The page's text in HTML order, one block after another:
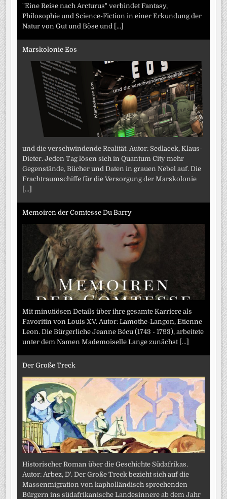
"Eine Reise nach Arcturus" verbindet Fantasy,
Philosophie und Science-Fiction in einer Erkundung der
Natur von Gut und Böse und [...]
Marskolonie Eos
und die verschwindende Realität. Autor: Sedlacek, Klaus-
Dieter. Jeden Tag lösen sich in Quantum City mehr
Gegenstände, Bücher und Daten in grauen Nebel auf. Die
Frachtraumschiffe für die Versorgung der Marskolonie
[...]
Memoiren der Comtesse Du Barry
Mit minutiösen Details über ihre gesamte Karriere als
Favoritin von Louis XV. Autor: Lamothe-Langon, Etienne
Leon. Die Bürgerliche Jeanne Bécu (1743 - 1793), arbeitete
unter dem Namen Mademoiselle Lange zunächst [...]
Der Große Treck
Historischer Roman über die Geschichte Südafrikas.
Autor: Arbez, D'. Der Große Treck bezieht sich auf die
Massenmigration von kapholländisch sprechenden
Bürgern ins südafrikanische Landesinnere ab dem Jahr